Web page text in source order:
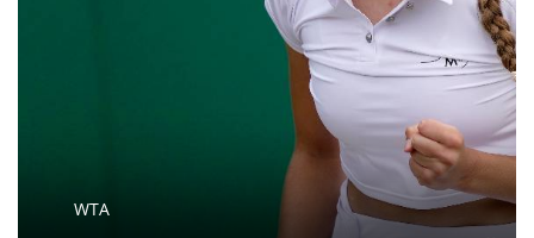
Артур Парфенчиков вручил орден "Сампо"